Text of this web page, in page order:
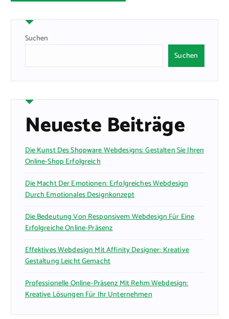
Suchen
Suchen
Neueste Beiträge
Die Kunst Des Shopware Webdesigns: Gestalten Sie Ihren
Online-Shop Erfolgreich
Die Macht Der Emotionen: Erfolgreiches Webdesign
Durch Emotionales Designkonzept
Die Bedeutung Von Responsivem Webdesign Für Eine
Erfolgreiche Online-Präsenz
Effektives Webdesign Mit Affinity Designer: Kreative
Gestaltung Leicht Gemacht
Professionelle Online-Präsenz Mit Rehm Webdesign:
Kreative Lösungen Für Ihr Unternehmen